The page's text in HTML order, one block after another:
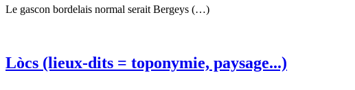
Le gascon bordelais normal serait Bergeys (…)
Lòcs (lieux-dits = toponymie, paysage...)